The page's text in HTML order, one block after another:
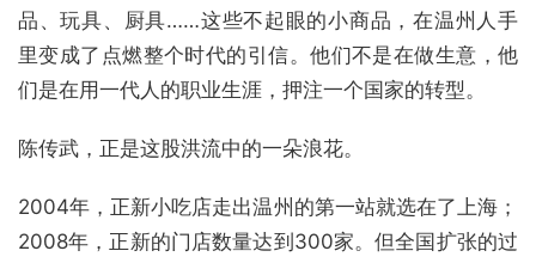
品、玩具、厨具……这些不起眼的小商品，在温州人手
里变成了点燃整个时代的引信。他们不是在做生意，他
们是在用一代人的职业生涯，押注一个国家的转型。
陈传武，正是这股洪流中的一朵浪花。
2004年，正新小吃店走出温州的第一站就选在了上海；
2008年，正新的门店数量达到300家。但全国扩张的过